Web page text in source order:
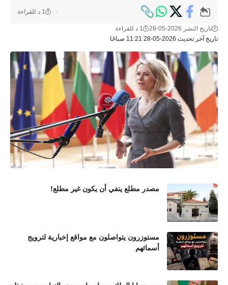
تاريخ آخر تحديث 2026-05-28 11:21 صباحًا
تاريخ النشر 2026-05-28 1 د للقراءة
1 د للقراءة
مصدر مطلع ينفي أن يكون غير مطلع!
مستوزرون يتواصلون مع مواقع إخبارية لترويج
أسمائهم